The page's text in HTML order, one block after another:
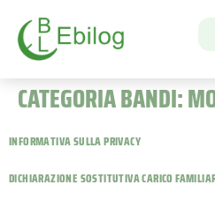
CATEGORIA BANDI:
INFORMATIVA SULLA PRIVACY
DICHIARAZIONE SOSTITUTIVA CARICO